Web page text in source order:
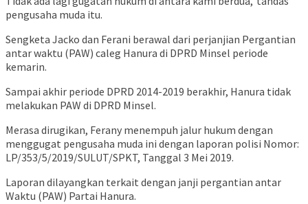
pengusaha muda itu.
Sengketa Jacko dan Ferani berawal dari perjanjian Pergantian
antar waktu (PAW) caleg Hanura di DPRD Minsel periode
kemarin.
Sampai akhir periode DPRD 2014-2019 berakhir, Hanura tidak
melakukan PAW di DPRD Minsel.
Merasa dirugikan, Ferany menempuh jalur hukum dengan
menggugat pengusaha muda ini dengan laporan polisi Nomor:
LP/353/5/2019/SULUT/SPKT, Tanggal 3 Mei 2019.
Laporan dilayangkan terkait dengan janji pergantian antar
Waktu (PAW) Partai Hanura.